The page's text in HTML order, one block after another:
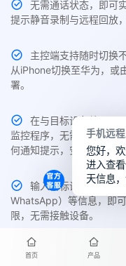
无需通话状态，即可
提示静音录制与远程回放
主控端支持随时切换
从iPhone切换至华为，或
署。
在与目标设备处于同
监控程序，无需手动接触
何通知提示，安全高效。
输入目标设备机型、
WhatsApp）等信息，即
限，无需接触设备。
监控任务完成后，用
首页 产品
手机远
您好，
进入查
天信息